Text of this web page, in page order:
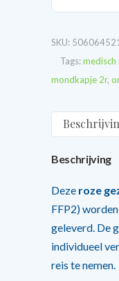
SKU:
Tags:
mondkapje 2r,
Beschrijving
Deze roze
FFP2)
geleverd. De
individueel
reis te nemen.